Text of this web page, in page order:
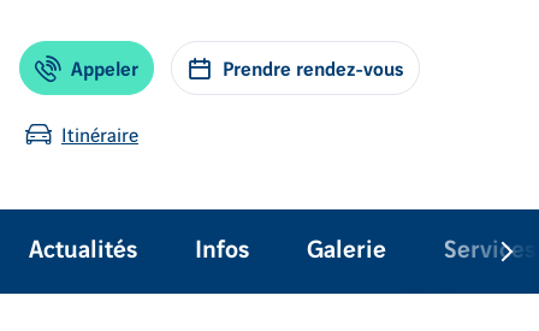
Appeler Prendre rendez-vous
Itinéraire
Actualités Infos Galerie Services